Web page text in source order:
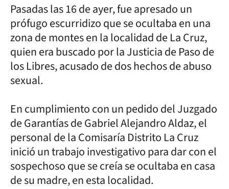
Pasadas las 16 de ayer, fue apresado un
prófugo escurridizo que se ocultaba en una
zona de montes en la localidad de La Cruz,
quien era buscado por la Justicia de Paso de
los Libres, acusado de dos hechos de abuso
sexual.
En cumplimiento con un pedido del Juzgado
de Garantías de Gabriel Alejandro Aldaz, el
personal de la Comisaría Distrito La Cruz
inició un trabajo investigativo para dar con el
sospechoso que se creía se ocultaba en casa
de su madre, en esta localidad.